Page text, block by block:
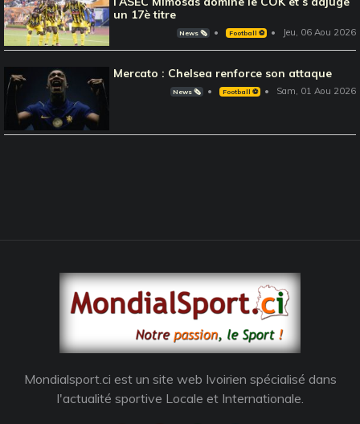
un 17è titre
News 🗞️ Football ⚽️ Jeu, 06 Aou 2026
Mercato : Chelsea renforce son attaque
News 🗞️ Football ⚽️ Sam, 01 Aou 2026
Mondialsport.ci est un site web Ivoirien spécialisé dans
l'actualité sportive Locale et Internationale.